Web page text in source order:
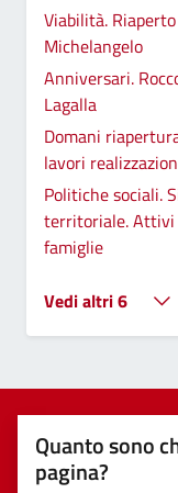
Viabilità.
Michelangelo
Anniversari.
Lagalla
Domani
lavori
Politiche sociali.
territoriale. Attivi
famiglie
Vedi altri 6
Quanto sono
pagina?